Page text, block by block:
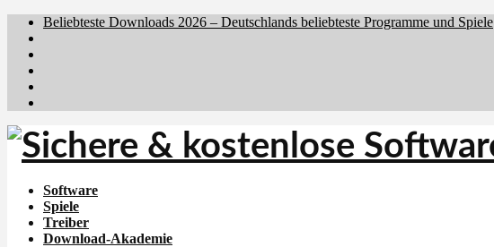
Beliebteste Downloads 2026 – Deutschlands beliebteste Programme und Spiele
Software
Spiele
Treiber
Download-Akademie